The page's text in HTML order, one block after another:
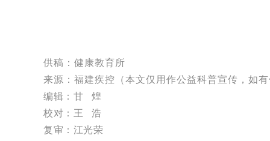
供稿：健康教育所
来源：福建疾控
（本文仅用作公益科普宣传，如
编辑：甘 煌
校对：王 浩
复审：江光荣